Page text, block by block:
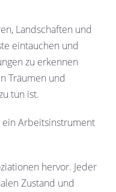
Landschaften und
eintauchen und
zu erkennen
Träumen und
tun ist.
ein Arbeitsinstrument
hervor. Jeder
Zustand und